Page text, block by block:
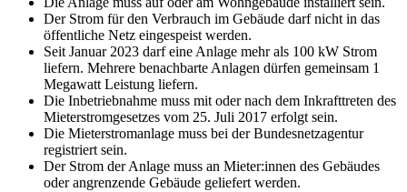
Der Strom für den Verbrauch im Gebäude darf nicht in das
öffentliche Netz eingespeist werden.
Seit Januar 2023 darf eine Anlage mehr als 100 kW Strom
liefern. Mehrere benachbarte Anlagen dürfen gemeinsam 1
Megawatt Leistung liefern.
Die Inbetriebnahme muss mit oder nach dem Inkrafttreten des
Mieterstromgesetzes vom 25. Juli 2017 erfolgt sein.
Die Mieterstromanlage muss bei der Bundesnetzagentur
registriert sein.
Der Strom der Anlage muss an Mieter:innen des Gebäudes
oder angrenzende Gebäude geliefert werden.